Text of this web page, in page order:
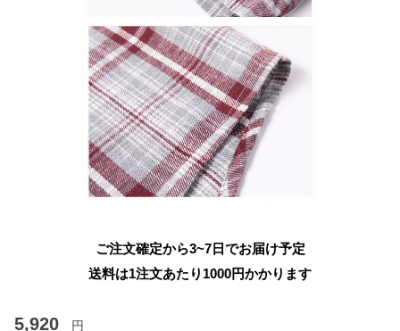
ご注文確定から3~7日でお届け予定
送料は1注文あたり 1000円かかります
5,920 円